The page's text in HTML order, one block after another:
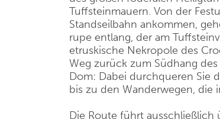
Tuffsteinmauern. Von der
Standseilbahn ankommen,
rupe entlang, der am
etruskische Nekropole des
Weg zurück zum Südhang
Dom: Dabei durchqueren Sie
bis zu den Wanderwegen, die
Die Route führt ausschließlich